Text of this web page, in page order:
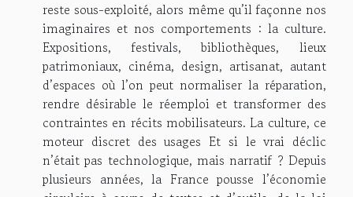
reste sous-exploité, alors même qu’il façonne nos
imaginaires et nos comportements : la culture.
Expositions, festivals, bibliothèques, lieux
patrimoniaux, cinéma, design, artisanat, autant
d’espaces où l’on peut normaliser la réparation,
rendre désirable le réemploi et transformer des
contraintes en récits mobilisateurs. La culture, ce
moteur discret des usages Et si le vrai déclic
n’était pas technologique, mais narratif ? Depuis
plusieurs années, la France pousse l’économie